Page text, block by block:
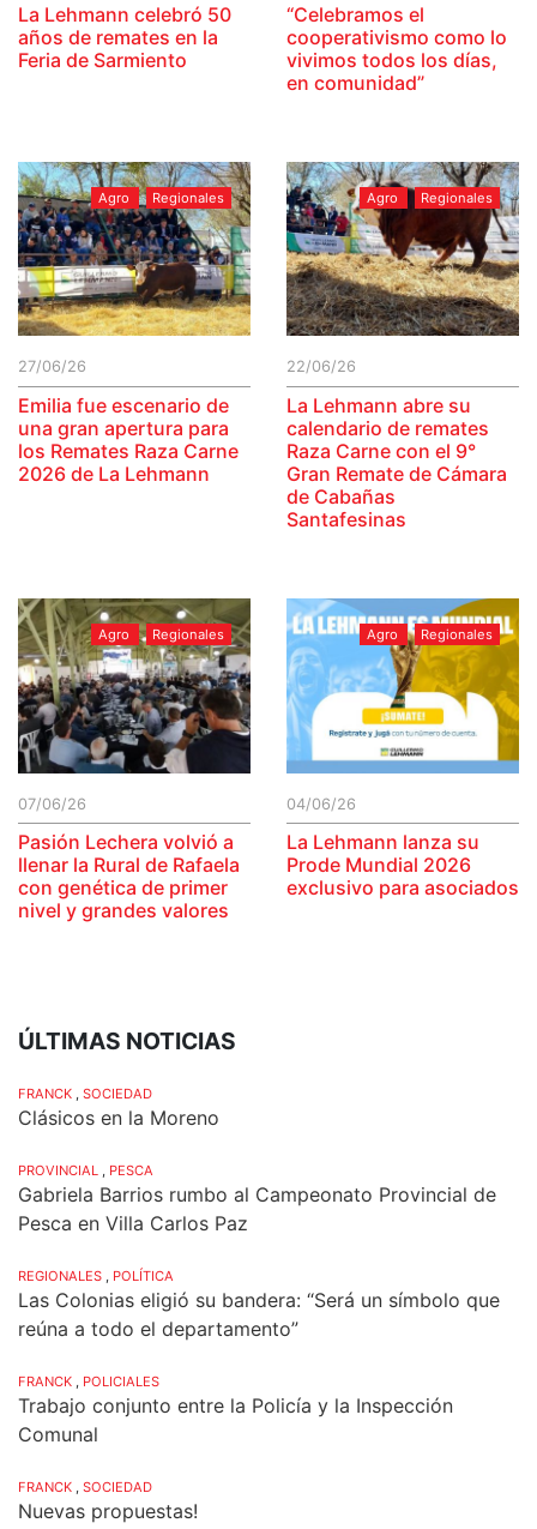
La Lehmann celebró 50
años de remates en la
Feria de Sarmiento
“Celebramos el
cooperativismo como lo
vivimos todos los días,
en comunidad”
Agro Regionales
27/06/26
Emilia fue escenario de
una gran apertura para
los Remates Raza Carne
2026 de La Lehmann
Agro Regionales
22/06/26
La Lehmann abre su
calendario de remates
Raza Carne con el 9°
Gran Remate de Cámara
de Cabañas
Santafesinas
Agro Regionales
07/06/26
Pasión Lechera volvió a
llenar la Rural de Rafaela
con genética de primer
nivel y grandes valores
Agro Regionales
04/06/26
La Lehmann lanza su
Prode Mundial 2026
exclusivo para asociados
ÚLTIMAS NOTICIAS
FRANCK , SOCIEDAD
Clásicos en la Moreno
PROVINCIAL , PESCA
Gabriela Barrios rumbo al Campeonato Provincial de
Pesca en Villa Carlos Paz
REGIONALES , POLÍTICA
Las Colonias eligió su bandera: “Será un símbolo que
reúna a todo el departamento”
FRANCK , POLICIALES
Trabajo conjunto entre la Policía y la Inspección
Comunal
FRANCK , SOCIEDAD
Nuevas propuestas!